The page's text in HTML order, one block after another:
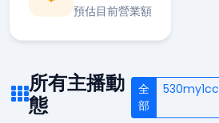
預估目前營業額
所有主播動
態
全
部
530my1cc